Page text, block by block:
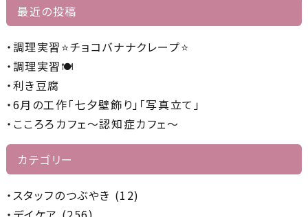
へ
の
リ
ン
ク
最近の投稿
調理実習⭐チョコバナナクレープ⭐
調理実習🍽️
利き豆腐
6月の工作「七夕壁飾り」「写真立て」
こころろカフェ～認知症カフェ～
カテゴリー
スタッフのつぶやき (12)